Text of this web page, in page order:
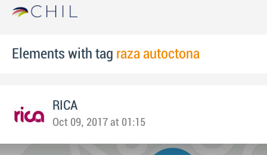
Elements with tag raza autoctona
RICA
Oct 09, 2017 at 01:15